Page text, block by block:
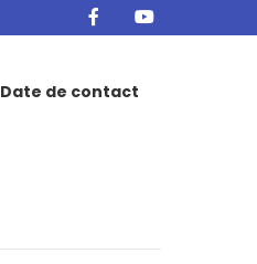
Date de contact